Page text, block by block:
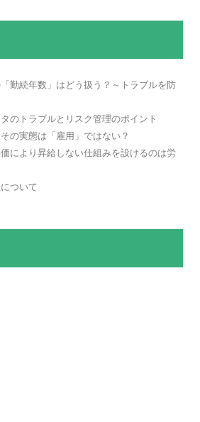
勤続年数」はどう扱う？～トラブルを防
のトラブルとリスク管理のポイント
の実態は「雇用」ではない？
により昇給しない仕組みを設けるのは労
ついて